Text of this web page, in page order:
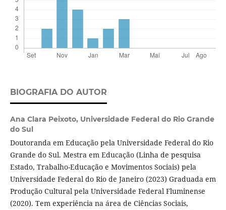
BIOGRAFIA DO AUTOR
Ana Clara Peixoto, Universidade Federal do Rio Grande
do Sul
Doutoranda em Educação pela Universidade Federal do Rio
Grande do Sul. Mestra em Educação (Linha de pesquisa
Estado, Trabalho-Educação e Movimentos Sociais) pela
Universidade Federal do Rio de Janeiro (2023) Graduada em
Produção Cultural pela Universidade Federal Fluminense
(2020). Tem experiência na área de Ciências Sociais,